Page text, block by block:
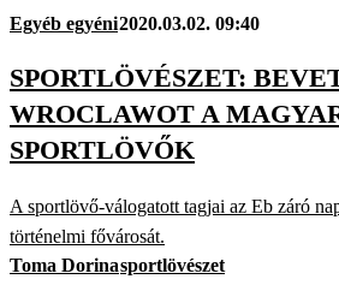
Egyéb egyéni2020.03.02. 09:40
SPORTLÖVÉSZET:
WROCLAWOT A
SPORTLÖVŐK
A sportlövő-válogatott tagjai az Eb záró
történelmi fővárosát.
Toma Dorinasportlövészet